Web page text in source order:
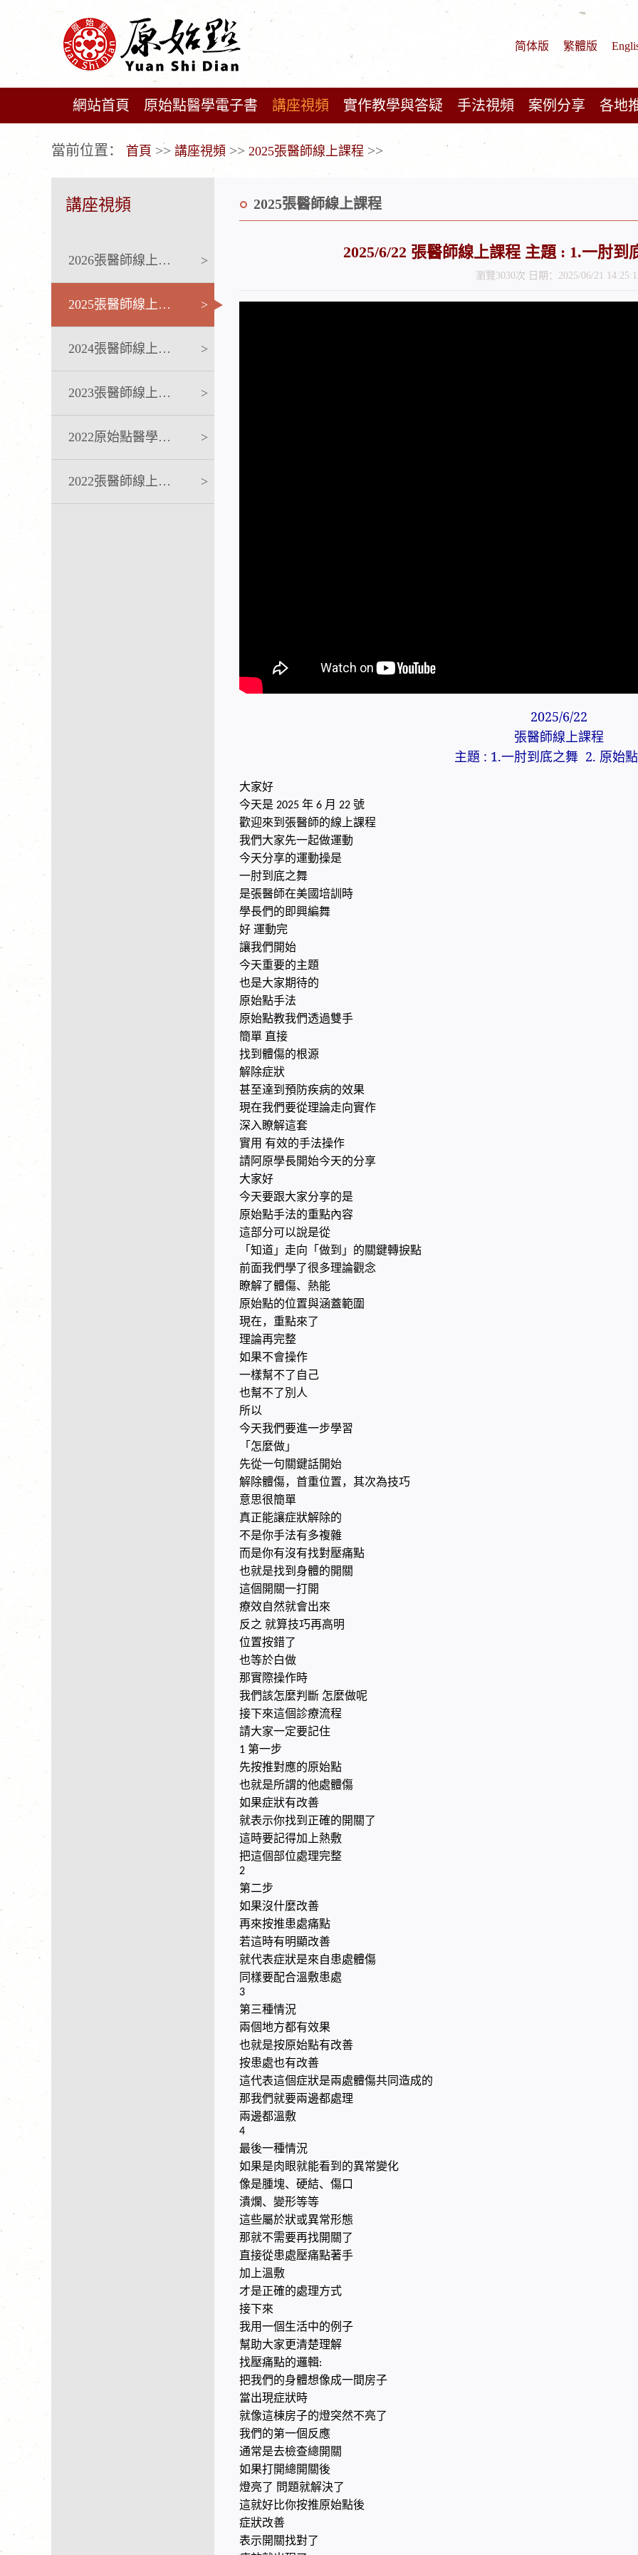
简体版 繁體版
網站首頁 原始點醫學電子書 講座視頻 實作教學與答疑 手法視頻 案例分享 各地
當前位置： 首頁 >> 講座視頻 >> 2025張醫師線上課程 >>
講座視頻
2026張醫師線上課程 >
2025張醫師線上課程 >
2024張醫師線上課程 >
2023張醫師線上課程 >
2022原始點醫學完整版講座 >
2022張醫師線上課程 >
2025張醫師線上課程
2025/6/22 張醫師線上課程 主題 : 1.一肘到
瀏覽3030次 日期：2025/06/21
2025/6/22
張醫師線上課程
主題 : 1.一肘到底之舞 2. 原始
大家好
今天是 2025 年 6 月 22 號
歡迎來到張醫師的線上課程
我們大家先一起做運動
今天分享的運動操是
一肘到底之舞
是張醫師在美國培訓時
學長們的即興編舞
好運動完
讓我們開始
今天重要的主題
也是大家期待的
原始點手法
原始點教我們透過雙手
簡單 直接
找到體傷的根源
解除症狀
甚至達到預防疾病的效果
現在我們要從理論走向實作
深入瞭解這套
實用 有效的手法操作
請阿原學長開始今天的分享
大家好
今天要跟大家分享的是
原始點手法的重點內容
這部分可以說是從
「知道」走向「做到」的關鍵轉捩點
前面我們學了很多理論觀念
瞭解了體傷、熱能
原始點的位置與涵蓋範圍
現在，重點來了
理論再完整
如果不會操作
一樣幫不了自己
也幫不了別人
所以
今天我們要進一步學習
「怎麼做」
先從一句關鍵話開始
解除體傷，首重位置，其次為技巧
意思很簡單
真正能讓症狀解除的
不是你手法有多複雜
而是你有沒有找對壓痛點
也就是找到身體的開關
這個開關一打開
療效自然就會出來
反之就算技巧再高明
位置按錯了
也等於白做
那實際操作時
我們該怎麼判斷 怎麼做呢
接下來這個診療流程
請大家一定要記住
1 第一步
先按推對應的原始點
也就是所謂的他處體傷
如果症狀有改善
就表示你找到正確的開關了
這時要記得加上熱敷
把這個部位處理完整
2
第二步
如果沒什麼改善
再來按推患處痛點
若這時有明顯改善
就代表症狀是來自患處體傷
同樣要配合溫敷患處
3
第三種情況
兩個地方都有效果
也就是按原始點有改善
按患處也有改善
這代表這個症狀是兩處體傷共同造成的
那我們就要兩邊都處理
兩邊都溫敷
4
最後一種情況
如果是肉眼就能看到的異常變化
像是腫塊、硬結、傷口
潰爛、變形等等
這些屬於狀或異常形態
那就不需要再找開關了
直接從患處壓痛點著手
加上溫敷
才是正確的處理方式
接下來
我用一個生活中的例子
幫助大家更清楚理解
找壓痛點的邏輯:
把我們的身體想像成一間房子
當出現症狀時
就像這棟房子的燈突然不亮了
我們的第一個反應
通常是去檢查總開關
如果打開總開關後
燈亮了 問題就解決了
這就好比你按推原始點後
症狀改善
表示開關找對了